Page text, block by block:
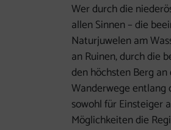
Wer durch die
allen Sinnen – die
Naturjuwelen am
an Ruinen, durch die
den höchsten Berg
Wanderwege
sowohl für Einsteiger
Möglichkeiten die